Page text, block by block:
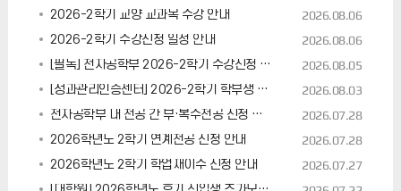
2026-2학기 교양 교과목 수강 안내 2026.08.06
2026-2학기 수강신청 일정 안내 2026.08.06
[필독] 전자공학부 2026-2학기 수강신청 안내 2026.08.05
[성과관리인증센터] 2026-2학기 학부생 학회(전공 관련 공모전, 전시회, 각종 대회 포함) 발표 지원 프로그램 2026.08.03
전자공학부 내 전공 간 부·복수전공 신청 제한 안내 2026.07.28
2026학년도 2학기 연계전공 신청 안내 2026.07.28
2026학년도 2학기 학업재이수 신청 안내 2026.07.27